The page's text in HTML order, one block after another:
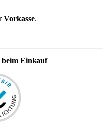
Vorkasse.
beim Einkauf